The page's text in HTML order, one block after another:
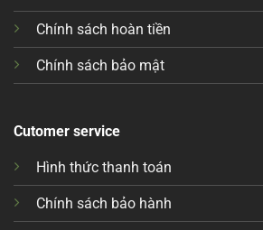
Chính sách hoàn tiền
Chính sách bảo mật
Cutomer service
Hình thức thanh toán
Chính sách bảo hành